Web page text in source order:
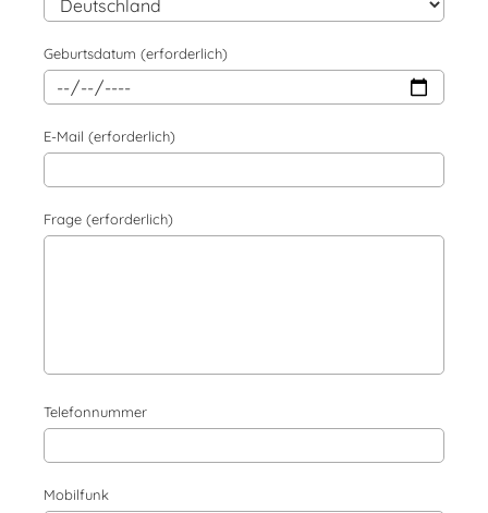
Geburtsdatum (erforderlich)
E-Mail (erforderlich)
Frage (erforderlich)
Telefonnummer
Mobilfunk